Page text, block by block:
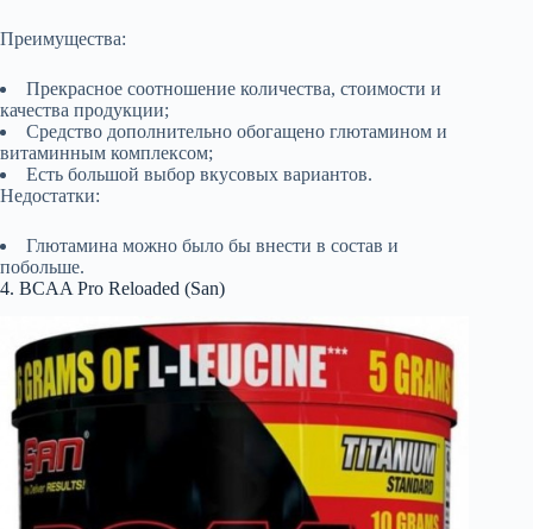
Преимущества:
Прекрасное соотношение количества, стоимости и
качества продукции;
Средство дополнительно обогащено глютамином и
витаминным комплексом;
Есть большой выбор вкусовых вариантов.
Недостатки:
Глютамина можно было бы внести в состав и
побольше.
4. BCAA Pro Reloaded (San)